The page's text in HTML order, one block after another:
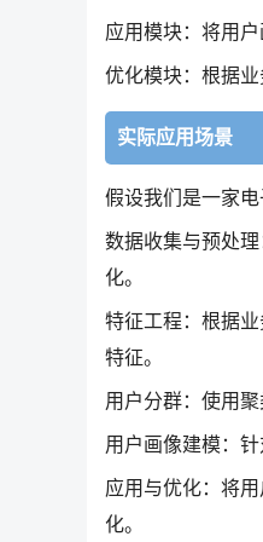
应用模块：将用
优化模块：根据
实际应用场景
假设我们是一家
数据收集与预处
化。
特征工程：根据
特征。
用户分群：使用
用户画像建模：
应用与优化：将
化。